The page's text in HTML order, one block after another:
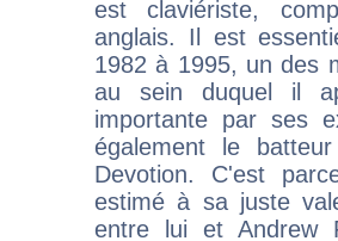
est claviériste,
anglais. Il est
1982 à 1995, un des
au sein duquel il
importante par ses
également le
Devotion. C'est
estimé à sa juste
entre lui et Andrew